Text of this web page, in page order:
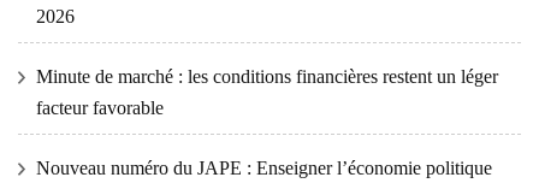
2026
Minute de marché : les conditions financières restent un léger
facteur favorable
Nouveau numéro du JAPE : Enseigner l’économie politique